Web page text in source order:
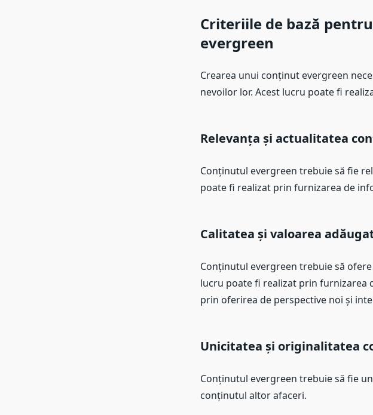
Criteriile de bază
evergreen
Crearea unui conținut evergreen
nevoilor lor. Acest lucru poate fi
Relevanța și actualitatea
Conținutul evergreen trebuie să fie
poate fi realizat prin furnizarea de
Calitatea și valoarea
Conținutul evergreen trebuie să
lucru poate fi realizat prin furnizarea
prin oferirea de perspective noi și
Unicitatea și originalitatea
Conținutul evergreen trebuie să fie
conținutul altor afaceri.